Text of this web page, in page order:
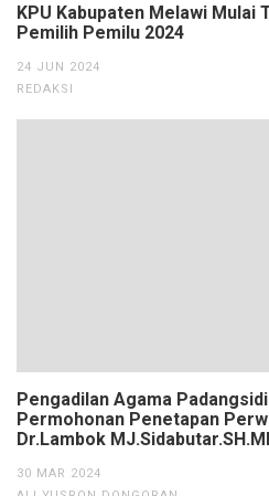
KPU Kabupaten Melawi Mulai
Pemilih Pemilu 2024
24 JUN 2024
REDAKSI
Pengadilan Agama
Permohonan Penetapan
Dr.Lambok
30 MAR 2024